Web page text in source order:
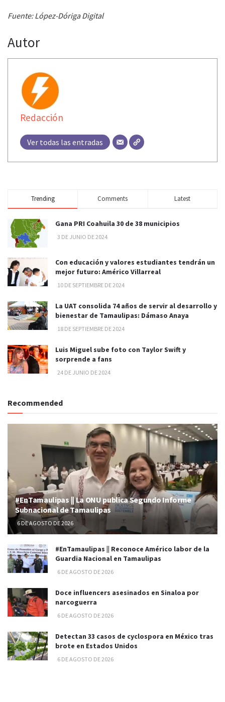
Fuente: López-Dóriga Digital
Autor
Redacción
Ver todas las entradas
Trending Comments Latest
Gana PRI Coahuila 30 de 38 municipios
3 DE JUNIO DE 2024
Con educación y valores estudiantes tendrán un
mejor futuro: Américo Villarreal
10 DE SEPTIEMBRE DE 2024
La UAT consolida 74 años de servir al desarrollo y
bienestar de Tamaulipas: Dámaso Anaya
18 DE SEPTIEMBRE DE 2024
Luis Miguel sube foto con Taylor Swift y
sorprende a fans
24 DE JUNIO DE 2024
Recommended
#EnTamaulipas || La ONU publica Segundo Informe
Subnacional de Tamaulipas
6 DE AGOSTO DE 2026
#EnTamaulipas || Reconoce Américo labor de la
Guardia Nacional en Tamaulipas
6 DE AGOSTO DE 2026
Doce influencers asesinados en Sinaloa por
narcoguerra
6 DE AGOSTO DE 2026
Detectan 33 casos de cyclospora en México tras
brote en Estados Unidos
6 DE AGOSTO DE 2026